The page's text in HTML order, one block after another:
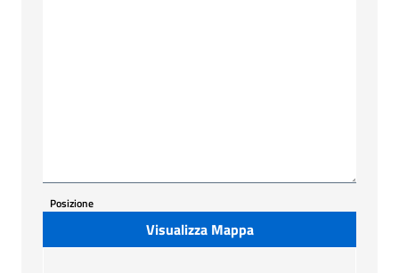
Posizione
Visualizza Mappa